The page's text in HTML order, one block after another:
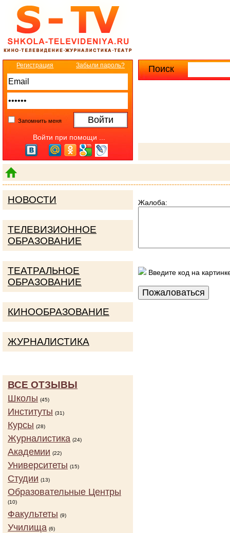
Поиск
Регистрация Забыли пароль?
Запомнить меня
Войти при помощи ...
Жалоба:
Введите код на
НОВОСТИ
ТЕЛЕВИЗИОННОЕ
ОБРАЗОВАНИЕ
ТЕАТРАЛЬНОЕ
ОБРАЗОВАНИЕ
КИНООБРАЗОВАНИЕ
ЖУРНАЛИСТИКА
ВСЕ ОТЗЫВЫ
Школы (45)
Институты (31)
Курсы (28)
Журналистика (24)
Академии (22)
Университеты (15)
Студии (13)
Образовательные Центры
(10)
Факультеты (9)
Училища (6)